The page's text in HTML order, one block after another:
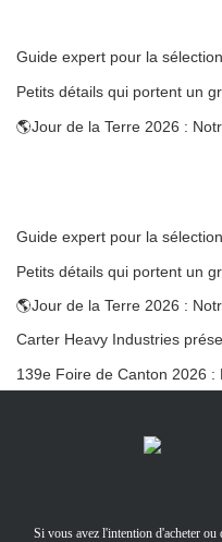
Si vous avez l'intention d'acheter